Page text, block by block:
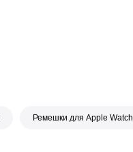
Ремешки для Apple Watch